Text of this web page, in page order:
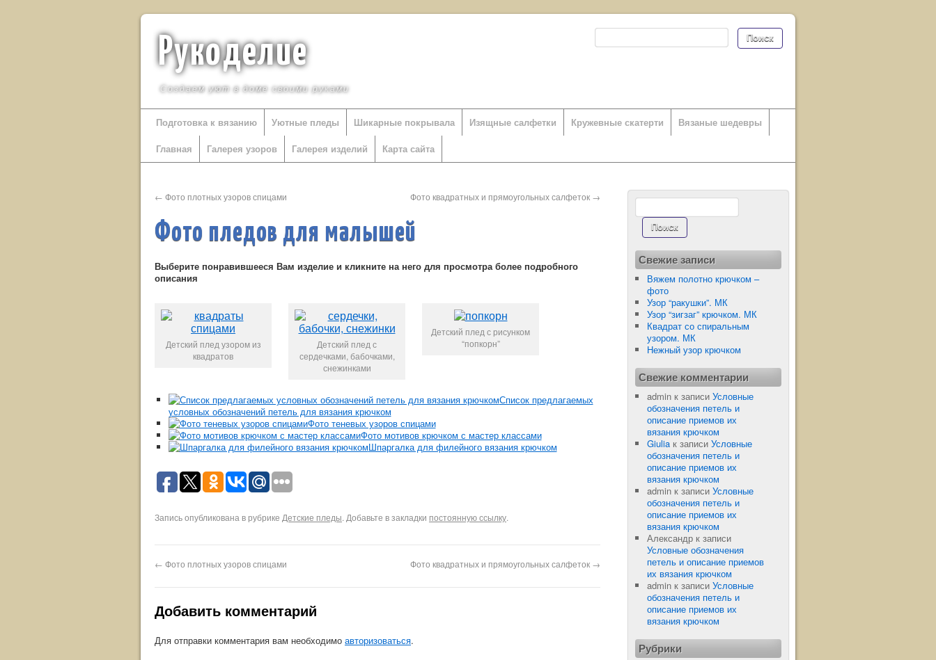
Рукоделие
Создаем уют в доме своими руками
Подготовка к вязанию Уютные пледы Шикарные покрывала Изящные салфетки Кружевные скатерти
Вязаные шедевры
Главная
Галерея узоров Галерея изделий Карта сайта
← Фото плотных узоров спицами Фото квадратных и прямоугольных салфеток →
Фото пледов для малышей
Выберите понравившееся Вам изделие и кликните на него для просмотра более подробного
описания
Детский плед узором из
квадратов
Детский плед с
сердечками, бабочками,
снежинками
Детский плед с рисунком
“попкорн”
Список предлагаемых
условных обозначений петель для вязания крючком
Фото теневых узоров спицами
Фото мотивов крючком с мастер классами
Шпаргалка для филейного вязания крючком
Запись опубликована в рубрике Детские пледы. Добавьте в закладки постоянную ссылку.
← Фото плотных узоров спицами Фото квадратных и прямоугольных салфеток →
Добавить комментарий
Для отправки комментария вам необходимо авторизоваться.
Свежие записи
Вяжем полотно крючком –
фото
Узор “ракушки”. МК
Узор “зигзаг” крючком. МК
Квадрат со спиральным
узором. МК
Нежный узор крючком
Свежие комментарии
adminк записи Условные
обозначения петель и
описание приемов их
вязания крючком
Giuliaк записи Условные
обозначения петель и
описание приемов их
вязания крючком
adminк записи Условные
обозначения петель и
описание приемов их
вязания крючком
Александрк записи
Условные обозначения
петель и описание приемов
их вязания крючком
adminк записи Условные
обозначения петель и
описание приемов их
вязания крючком
Рубрики